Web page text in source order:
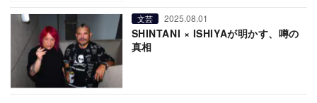
文芸 2025.08.01
SHINTANI × ISHIYAが明かす、噂の
真相